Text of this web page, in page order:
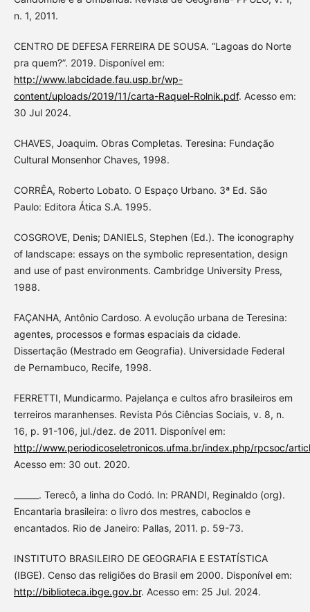
n. 1, 2011.
CENTRO DE DEFESA FERREIRA DE SOUSA. “Lagoas do Norte
pra quem?”. 2019. Disponível em:
http://www.labcidade.fau.usp.br/wp-
content/uploads/2019/11/carta-Raquel-Rolnik.pdf. Acesso em:
30 Jul 2024.
CHAVES, Joaquim. Obras Completas. Teresina: Fundação
Cultural Monsenhor Chaves, 1998.
CORRÊA, Roberto Lobato. O Espaço Urbano. 3ª Ed. São
Paulo: Editora Ática S.A. 1995.
COSGROVE, Denis; DANIELS, Stephen (Ed.). The iconography
of landscape: essays on the symbolic representation, design
and use of past environments. Cambridge University Press,
1988.
FAÇANHA, Antônio Cardoso. A evolução urbana de Teresina:
agentes, processos e formas espaciais da cidade.
Dissertação (Mestrado em Geografia). Universidade Federal
de Pernambuco, Recife, 1998.
FERRETTI, Mundicarmo. Pajelança e cultos afro brasileiros em
terreiros maranhenses. Revista Pós Ciências Sociais, v. 8, n.
16, p. 91-106, jul./dez. de 2011. Disponível em:
http://www.periodicoseletronicos.ufma.br/index.php/rpcsoc/
Acesso em: 30 out. 2020.
______. Terecô, a linha do Codó. In: PRANDI, Reginaldo (org).
Encantaria brasileira: o livro dos mestres, caboclos e
encantados. Rio de Janeiro: Pallas, 2011. p. 59-73.
INSTITUTO BRASILEIRO DE GEOGRAFIA E ESTATÍSTICA
(IBGE). Censo das religiões do Brasil em 2000. Disponível em:
http://biblioteca.ibge.gov.br. Acesso em: 25 Jul. 2024.